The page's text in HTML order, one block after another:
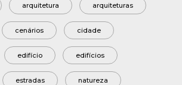
arquitetura arquiteturas
cenários cidade
edifício edifícios
estradas natureza